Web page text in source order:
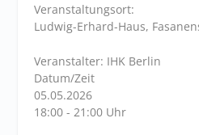
Veranstaltungsort:
Ludwig-Erhard-Haus,
Veranstalter: IHK Berlin
Datum/Zeit
05.05.2026
18:00 - 21:00 Uhr